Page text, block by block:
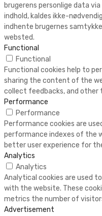
brugerens personlige data
indhold, kaldes ikke-
indhente brugernes
websted.
Functional
Functional
Functional cookies help to
sharing the content of the
collect feedbacks, and
Performance
Performance
Performance cookies are
performance indexes of the
better user experience for
Analytics
Analytics
Analytical cookies are used
with the website. These
metrics the number of
Advertisement